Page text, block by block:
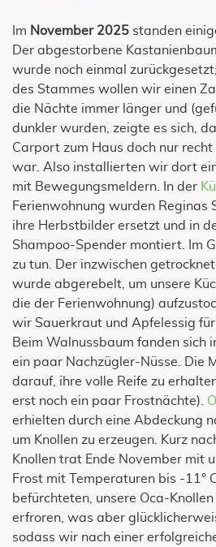
Im November 2025 standen
Der abgestorbene
wurde noch einmal
des Stammes wollen wir einen
die Nächte immer länger und
dunkler wurden, zeigte es sich,
Carport zum Haus doch nur
war. Also installierten wir dort
mit Bewegungsmeldern. In der
Ferienwohnung wurden Reginas
ihre Herbstbilder ersetzt und in
Shampoo-Spender montiert. Im
zu tun. Der inzwischen
wurde abgerebelt, um unsere
die der Ferienwohnung)
wir Sauerkraut und Apfelessig für
Beim Walnussbaum fanden sich
ein paar Nachzügler-Nüsse. Die
darauf, ihre volle Reife zu
erst noch ein paar Frostnächte).
erhielten durch eine Abdeckung
um Knollen zu erzeugen. Kurz
Knollen trat Ende November mit
Frost mit Temperaturen bis -11°
befürchteten, unsere Oca-
erfroren, was aber
sodass wir nach einer